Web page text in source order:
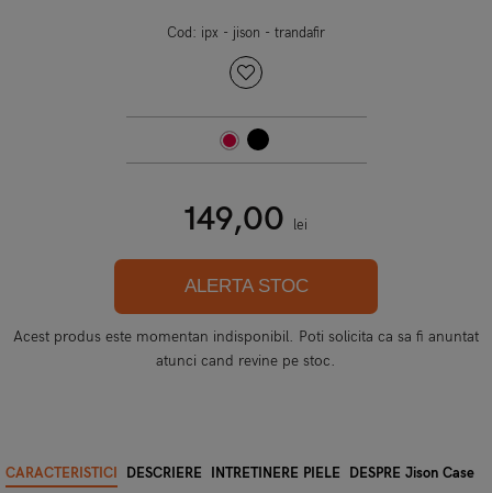
Cod: ipx - jison - trandafir
149,00 lei
ALERTA STOC
Acest produs este momentan indisponibil. Poti solicita ca sa fi anuntat
atunci cand revine pe stoc.
CARACTERISTICI DESCRIERE INTRETINERE PIELE DESPRE Jison Case